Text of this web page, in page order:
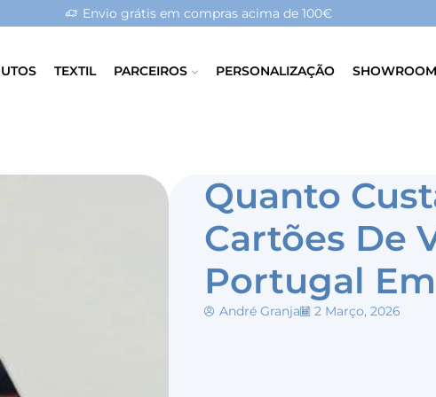
Envio grátis em compras acima de 100€
TEXTIL PARCEIROS PERSONALIZAÇÃO SHOWROOM
Quanto
Cartões De
Portugal
André Granja 2 Março, 2026